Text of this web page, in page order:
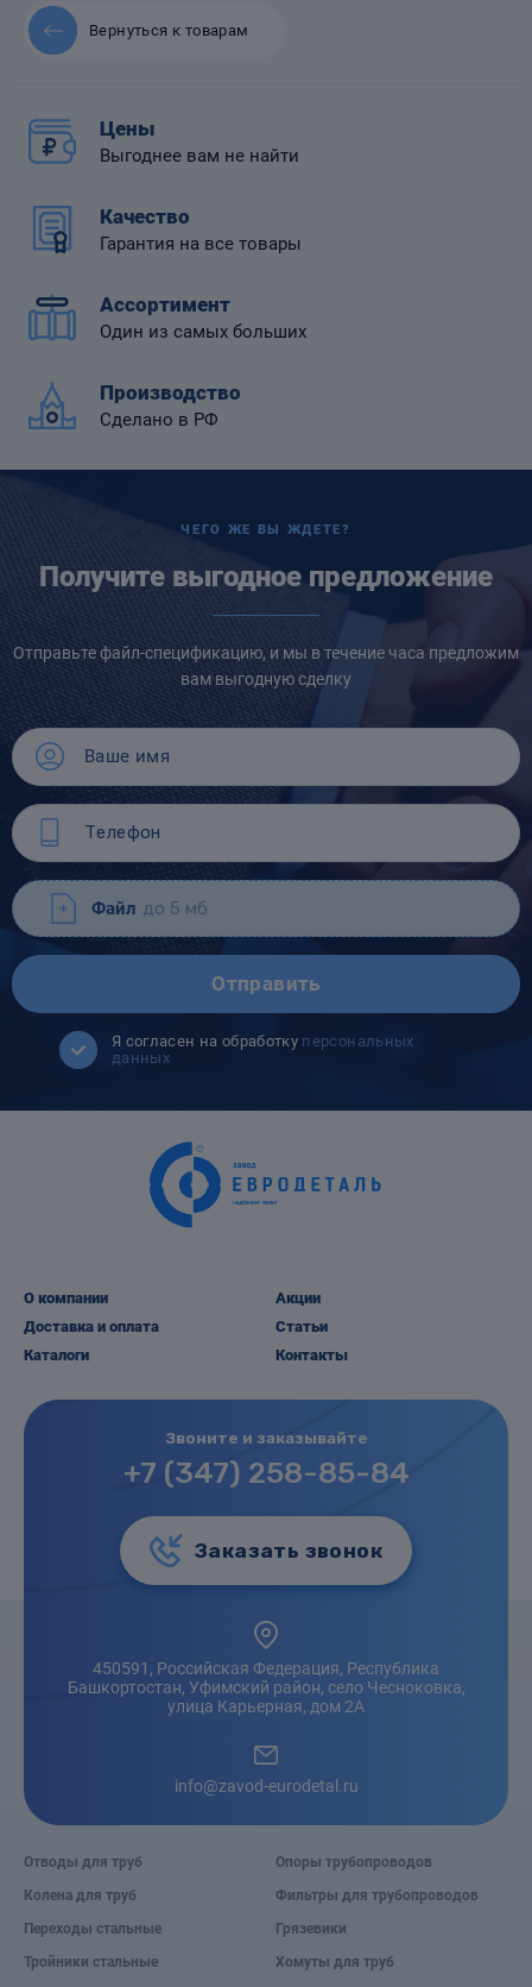
Вернуться к товарам
Цены
Выгоднее вам не найти
Качество
Гарантия на все товары
Ассортимент
Один из самых больших
Производство
Сделано в РФ
ЧЕГО ЖЕ ВЫ ЖДЕТЕ?
Получите выгодное предложение
Отправьте файл-спецификацию, и мы в течение часа предложим
вам выгодную сделку
Файл до 5 мб
Отправить
Я согласен на обработку персональных
данных
О компании
Доставка и оплата
Каталоги
Акции
Статьи
Контакты
Звоните и заказывайте
+7 (347) 258-85-84
Заказать звонок
450591, Российская Федерация, Республика
Башкортостан, Уфимский район, село Чесноковка,
улица Карьерная, дом 2А
info@zavod-eurodetal.ru
Отводы для труб
Колена для труб
Переходы стальные
Тройники стальные
Опоры трубопроводов
Фильтры для трубопроводов
Грязевики
Хомуты для труб